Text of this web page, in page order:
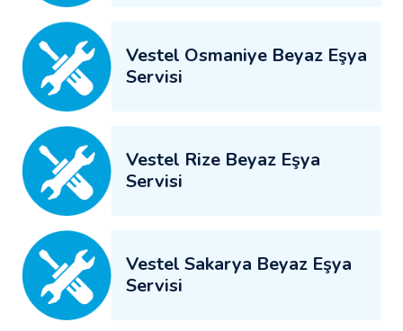
Vestel Osmaniye Beyaz Eşya
Servisi
Vestel Rize Beyaz Eşya
Servisi
Vestel Sakarya Beyaz Eşya
Servisi